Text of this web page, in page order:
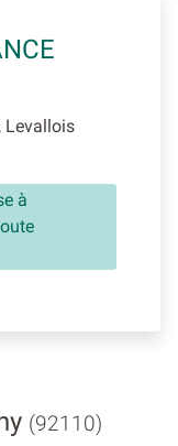
Levallois
à
(92110)